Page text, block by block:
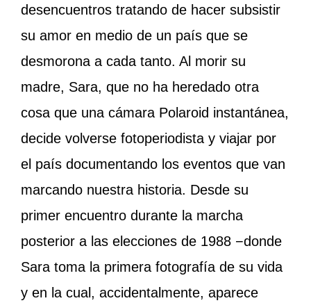
desencuentros tratando de hacer subsistir
su amor en medio de un país que se
desmorona a cada tanto. Al morir su
madre, Sara, que no ha heredado otra
cosa que una cámara Polaroid instantánea,
decide volverse fotoperiodista y viajar por
el país documentando los eventos que van
marcando nuestra historia. Desde su
primer encuentro durante la marcha
posterior a las elecciones de 1988 −donde
Sara toma la primera fotografía de su vida
y en la cual, accidentalmente, aparece